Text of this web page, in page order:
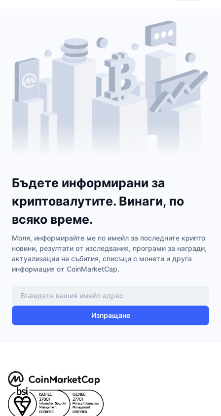
Бъдете информирани за
криптовалутите. Винаги, по
всяко време.
Моля, информирайте ме по имейл за последните крипто
новини, резултати от изследвания, програми за награди,
актуализации на събития, списъци с монети и друга
информация от CoinMarketCap.
Изпращане